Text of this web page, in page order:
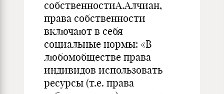
собственностиА.Алчиан,
права собственности
включают в себя
социальные нормы: «В
любомобществе права
индивидов использовать
ресурсы (т.е. права